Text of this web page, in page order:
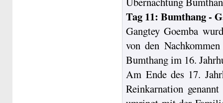
Tag 11: Bumthang -
Gangtey Goemba
von den
Bumthang im 16.
Am Ende des 17.
Reinkarnation